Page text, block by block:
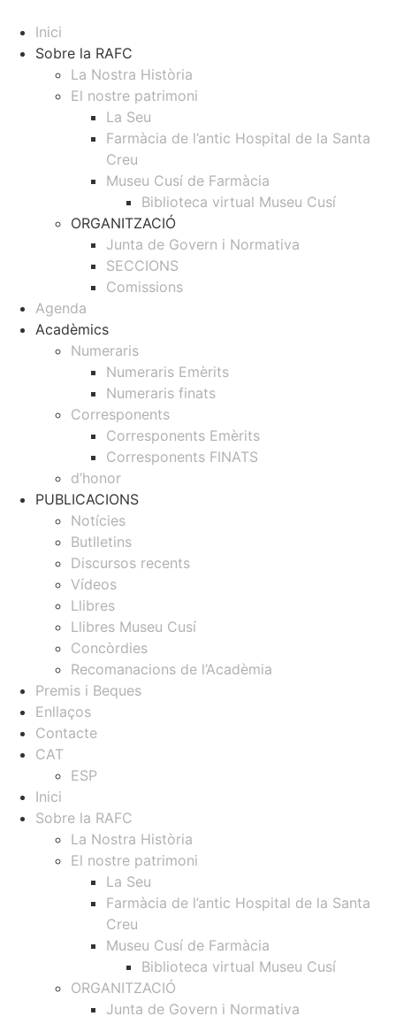
Inici
Sobre la RAFC
La Nostra Història
El nostre patrimoni
La Seu
Farmàcia de l’antic Hospital de la Santa
Creu
Museu Cusí de Farmàcia
Biblioteca virtual Museu Cusí
ORGANITZACIÓ
Junta de Govern i Normativa
SECCIONS
Comissions
Agenda
Acadèmics
Numeraris
Numeraris Emèrits
Numeraris finats
Corresponents
Corresponents Emèrits
Corresponents FINATS
d’honor
PUBLICACIONS
Notícies
Butlletins
Discursos recents
Vídeos
Llibres
Llibres Museu Cusí
Concòrdies
Recomanacions de l’Acadèmia
Premis i Beques
Enllaços
Contacte
CAT
ESP
Inici
Sobre la RAFC
La Nostra Història
El nostre patrimoni
La Seu
Farmàcia de l’antic Hospital de la Santa
Creu
Museu Cusí de Farmàcia
Biblioteca virtual Museu Cusí
ORGANITZACIÓ
Junta de Govern i Normativa